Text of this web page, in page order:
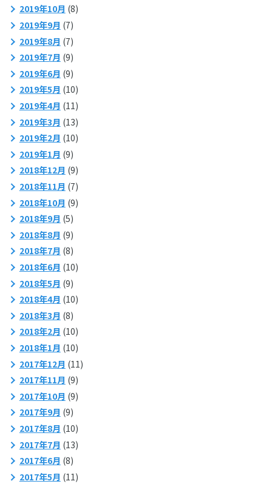
2019年10月 (8)
2019年9月 (7)
2019年8月 (7)
2019年7月 (9)
2019年6月 (9)
2019年5月 (10)
2019年4月 (11)
2019年3月 (13)
2019年2月 (10)
2019年1月 (9)
2018年12月 (9)
2018年11月 (7)
2018年10月 (9)
2018年9月 (5)
2018年8月 (9)
2018年7月 (8)
2018年6月 (10)
2018年5月 (9)
2018年4月 (10)
2018年3月 (8)
2018年2月 (10)
2018年1月 (10)
2017年12月 (11)
2017年11月 (9)
2017年10月 (9)
2017年9月 (9)
2017年8月 (10)
2017年7月 (13)
2017年6月 (8)
2017年5月 (11)